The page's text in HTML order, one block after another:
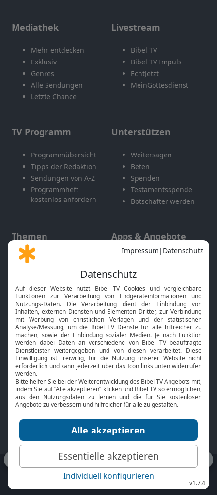
Mediathek
Mehr entdecken
Exklusiv
Genres
Alle Sendungen
Letzte Chance
Livestream
Bibel TV
Bibel TV Impuls
EchtJetzt
MeinGottesdienst
TV Programm
Programmübersicht
Tipps der Redaktion
Sendungen von A-Z
Programmheft
kostenlos anfordern
Unterstützen
Weitersagen
Beten
Spenden
Testamentsspende
Botschafter werden
Themen
Gott und Bibel erklärt
Neuigkeiten
Apps & Angebote
Mobile App
Smart TV
HbbTV
Bibelthek Online-Bibel
Nächster Gottesdienst
Bibel TV
Über uns
Jobs
Mediadaten
Service
Kontakt
TV-Empfang
bibeltv.de: Impressum
Datenschutz
Nutzungsbedingungen